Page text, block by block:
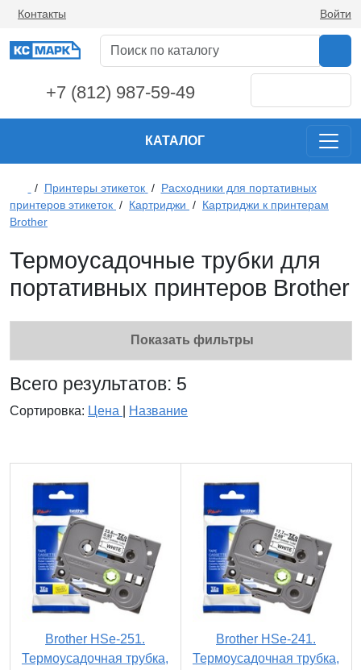
Контакты Войти
+7 (812) 987-59-49
КАТАЛОГ
/ Принтеры этикеток / Расходники для портативных
принтеров этикеток / Картриджи / Картриджи к принтерам
Brother
Термоусадочные трубки для
портативных принтеров Brother
Показать фильтры
Всего результатов: 5
Сортировка: Цена Название
Brother HSe-251.
Термоусадочная трубка,
Brother HSe-241.
Термоусадочная трубка,